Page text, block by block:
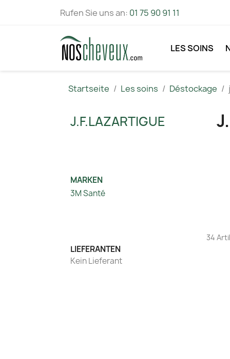
Rufen Sie uns an: 01 75 90 91 11
LES SOINS
Startseite Les soins Déstockage
J.F.LAZARTIGUE
MARKEN
3M Santé
LIEFERANTEN
Kein Lieferant
34